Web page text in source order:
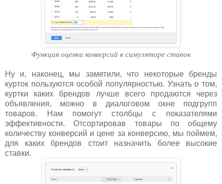
Функция оценки конверсий в симуляторе ставок
Ну и, наконец, мы заметили, что некоторые бренды
курток пользуются особой популярностью. Узнать о том,
куртки каких брендов лучше всего продаются через
объявления, можно в диалоговом окне подгрупп
товаров. Нам помогут столбцы с показателями
эффективности. Отсортировав товары по общему
количеству конверсий и цене за конверсию, мы поймем,
для каких брендов стоит назначить более высокие
ставки.